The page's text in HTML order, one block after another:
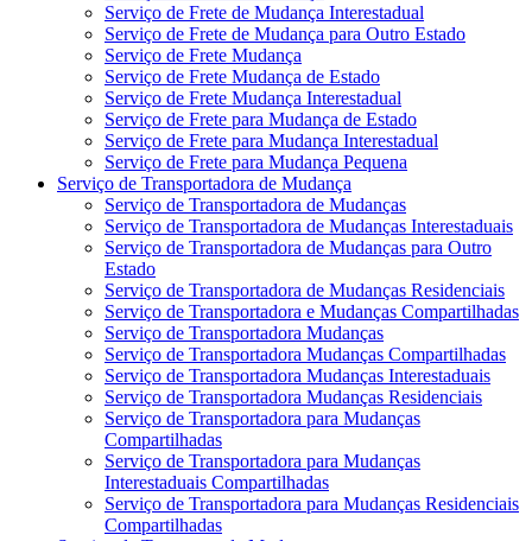
Serviço de Frete de Mudança Interestadual
Serviço de Frete de Mudança para Outro Estado
Serviço de Frete Mudança
Serviço de Frete Mudança de Estado
Serviço de Frete Mudança Interestadual
Serviço de Frete para Mudança de Estado
Serviço de Frete para Mudança Interestadual
Serviço de Frete para Mudança Pequena
Serviço de Transportadora de Mudança
Serviço de Transportadora de Mudanças
Serviço de Transportadora de Mudanças Interestaduais
Serviço de Transportadora de Mudanças para Outro
Estado
Serviço de Transportadora de Mudanças Residenciais
Serviço de Transportadora e Mudanças Compartilhadas
Serviço de Transportadora Mudanças
Serviço de Transportadora Mudanças Compartilhadas
Serviço de Transportadora Mudanças Interestaduais
Serviço de Transportadora Mudanças Residenciais
Serviço de Transportadora para Mudanças
Compartilhadas
Serviço de Transportadora para Mudanças
Interestaduais Compartilhadas
Serviço de Transportadora para Mudanças Residenciais
Compartilhadas